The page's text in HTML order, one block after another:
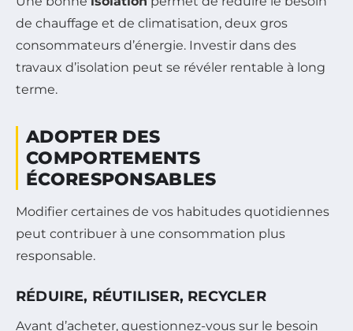
de chauffage et de climatisation, deux gros
consommateurs d’énergie. Investir dans des
travaux d’isolation peut se révéler rentable à long
terme.
ADOPTER DES
COMPORTEMENTS
ÉCORESPONSABLES
Modifier certaines de vos habitudes quotidiennes
peut contribuer à une consommation plus
responsable.
RÉDUIRE, RÉUTILISER, RECYCLER
Avant d’acheter, questionnez-vous sur le besoin